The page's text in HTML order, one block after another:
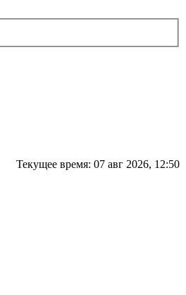
Текущее время: 07 авг 2026, 12:50